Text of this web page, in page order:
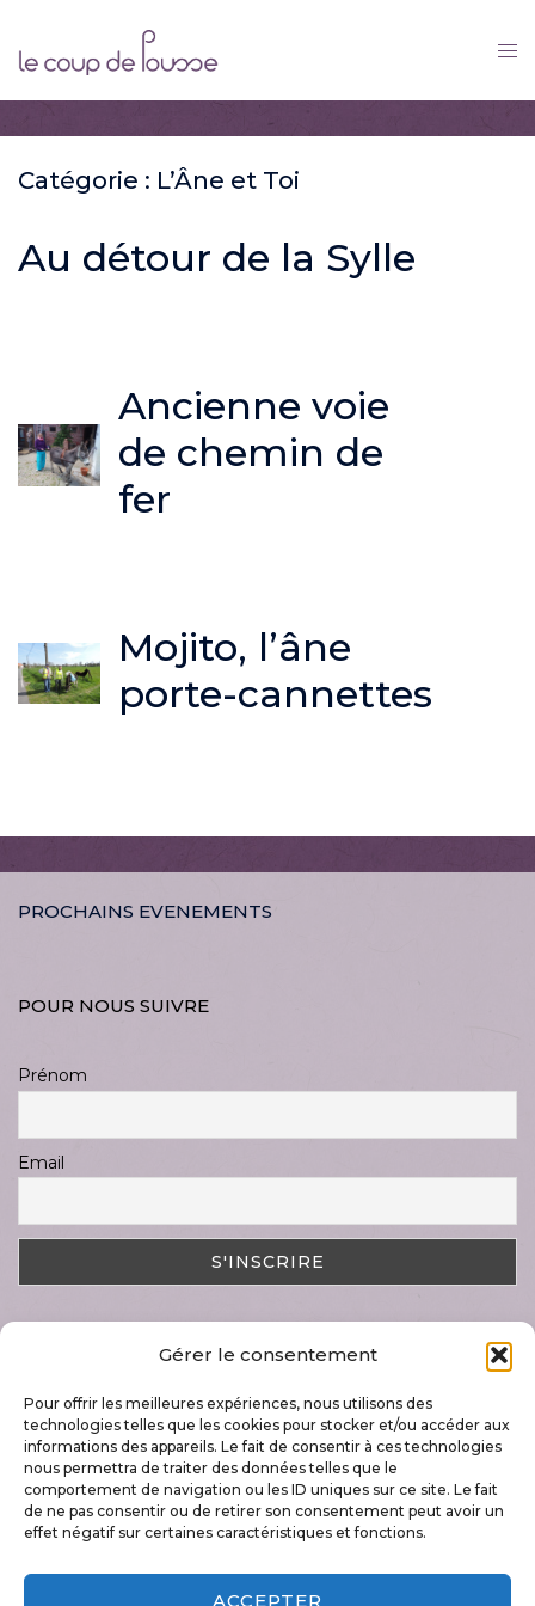
Gérer le consentement
Pour offrir les meilleures expériences, nous utilisons des
technologies telles que les cookies pour stocker et/ou accéder aux
informations des appareils. Le fait de consentir à ces technologies
nous permettra de traiter des données telles que le
comportement de navigation ou les ID uniques sur ce site. Le fait
de ne pas consentir ou de retirer son consentement peut avoir un
effet négatif sur certaines caractéristiques et fonctions.
ACCEPTER
to
content
Catégorie : L’Âne et Toi
Au détour de la Sylle
Ancienne voie
de chemin de
fer
Mojito, l’âne
porte-cannettes
PROCHAINS EVENEMENTS
POUR NOUS SUIVRE
Prénom
Email
DERNIER ARTICLE
Magnifique semaine « Art & Nature »
17 juillet 2023
+32 496 79 60 42